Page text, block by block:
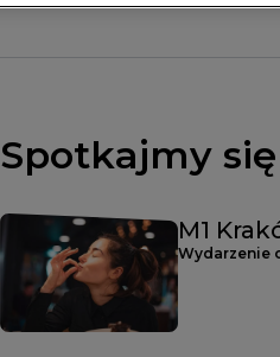
Spotkajmy
M1
Wydarzenie